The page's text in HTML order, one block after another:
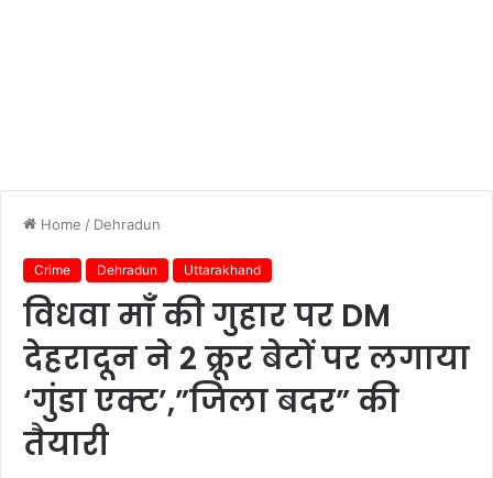
Home / Dehradun
Crime Dehradun Uttarakhand
विधवा माँ की गुहार पर DM
देहरादून ने 2 क्रूर बेटों पर लगाया
‘गुंडा एक्ट’,”जिला बदर” की
तैयारी